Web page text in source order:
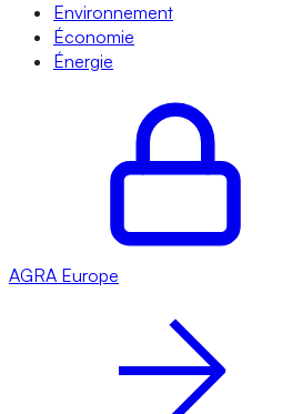
Environnement
Économie
Énergie
AGRA Europe